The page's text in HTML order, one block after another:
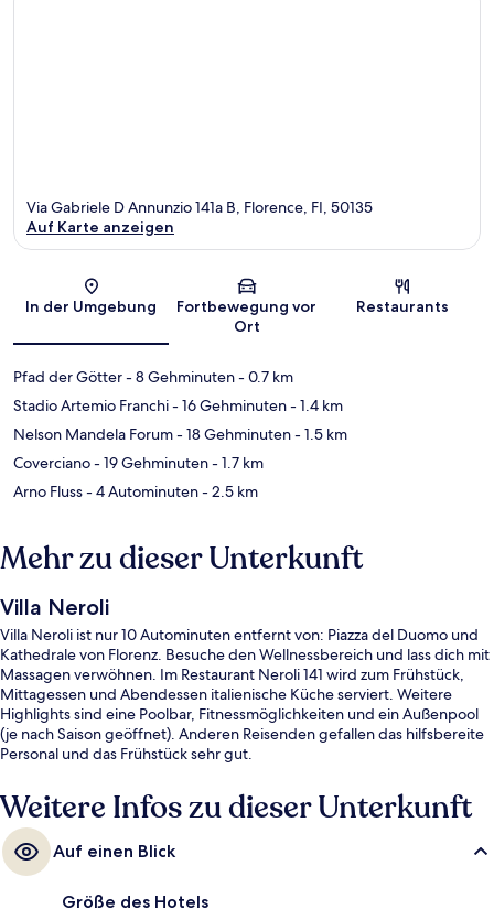
Karte
Via Gabriele D Annunzio 141a B, Florence, FI, 50135
Auf Karte anzeigen
In der Umgebung
Fortbewegung vor
Ort
Restaurants
Pfad der Götter- 8 Gehminuten- 0.7 km
Stadio Artemio Franchi- 16 Gehminuten- 1.4 km
Nelson Mandela Forum- 18 Gehminuten- 1.5 km
Coverciano- 19 Gehminuten- 1.7 km
Arno Fluss- 4 Autominuten- 2.5 km
Mehr zu dieser Unterkunft
Villa Neroli
Villa Neroli ist nur 10 Autominuten entfernt von: Piazza del Duomo und
Kathedrale von Florenz. Besuche den Wellnessbereich und lass dich mit
Massagen verwöhnen. Im Restaurant Neroli 141 wird zum Frühstück,
Mittagessen und Abendessen italienische Küche serviert. Weitere
Highlights sind eine Poolbar, Fitnessmöglichkeiten und ein Außenpool
(je nach Saison geöffnet). Anderen Reisenden gefallen das hilfsbereite
Personal und das Frühstück sehr gut.
Weitere Infos zu dieser Unterkunft
Auf einen Blick
Größe des Hotels